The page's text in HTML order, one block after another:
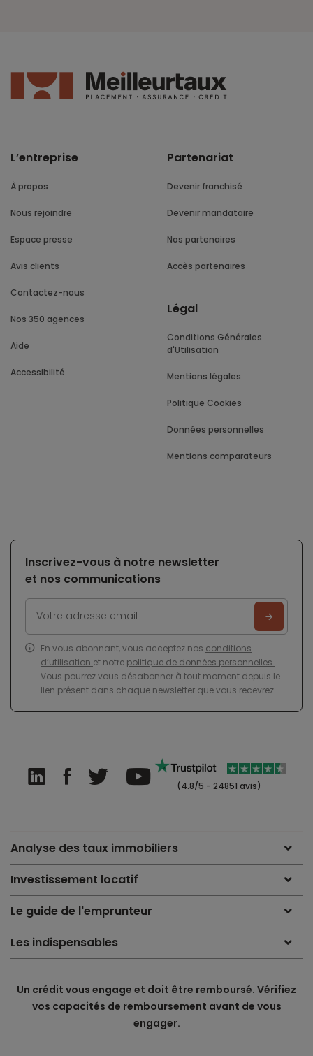
L’entreprise
À propos
Nous rejoindre
Espace presse
Avis clients
Contactez-nous
Nos 350 agences
Aide
Accessibilité
Partenariat
Devenir franchisé
Devenir mandataire
Nos partenaires
Accès partenaires
Légal
Conditions Générales
d'Utilisation
Mentions légales
Politique Cookies
Données personnelles
Mentions comparateurs
Inscrivez-vous à notre newsletter
et nos communications
En vous abonnant, vous acceptez nos conditions
d’utilisation et notre politique de données personnelles .
Vous pourrez vous désabonner à tout moment depuis le
lien présent dans chaque newsletter que vous recevrez.
(4.8/5 - 24851 avis)
Analyse des taux immobiliers
Investissement locatif
Le guide de l'emprunteur
Les indispensables
Un crédit vous engage et doit être remboursé. Vérifiez
vos capacités de remboursement avant de vous
engager.